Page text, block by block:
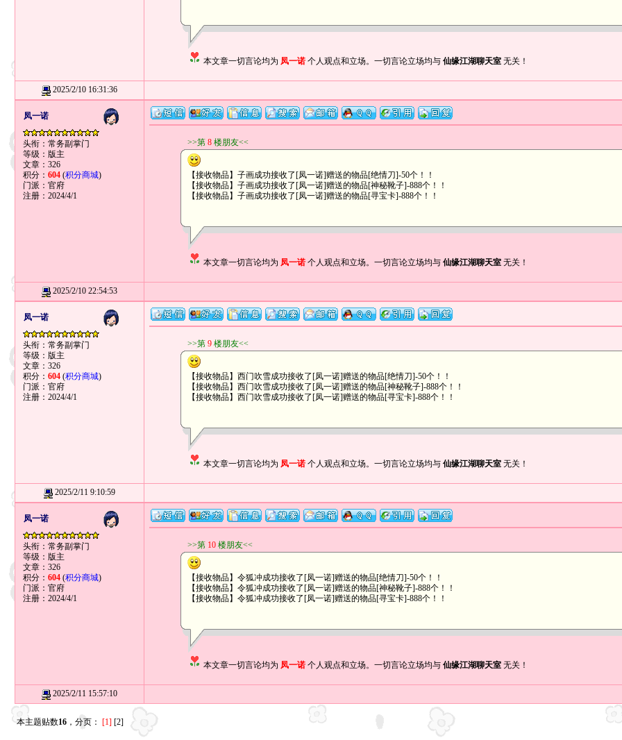
本文章一切言论均为 凤一诺个人观点和立场。一切言论立场均与 仙缘江湖聊天室无关！
2025/2/10 16:31:36
凤一诺
头衔：常务副掌门
等级：版主
文章：326
积分： 604(积分商城)
门派：官府
注册：2024/4/1
>>第 8楼朋友<<
【接收物品】子画成功接收了[凤一诺]赠送的物品[绝情刀]-50个！！
【接收物品】子画成功接收了[凤一诺]赠送的物品[神秘靴子]-888个！！
【接收物品】子画成功接收了[凤一诺]赠送的物品[寻宝卡]-888个！！
本文章一切言论均为 凤一诺个人观点和立场。一切言论立场均与 仙缘江湖聊天室无关！
2025/2/10 22:54:53
凤一诺
头衔：常务副掌门
等级：版主
文章：326
积分： 604(积分商城)
门派：官府
注册：2024/4/1
>>第 9楼朋友<<
【接收物品】西门吹雪成功接收了[凤一诺]赠送的物品[绝情刀]-50个！！
【接收物品】西门吹雪成功接收了[凤一诺]赠送的物品[神秘靴子]-888个！！
【接收物品】西门吹雪成功接收了[凤一诺]赠送的物品[寻宝卡]-888个！！
本文章一切言论均为 凤一诺个人观点和立场。一切言论立场均与 仙缘江湖聊天室无关！
2025/2/11 9:10:59
凤一诺
头衔：常务副掌门
等级：版主
文章：326
积分： 604(积分商城)
门派：官府
注册：2024/4/1
>>第 10楼朋友<<
【接收物品】令狐冲成功接收了[凤一诺]赠送的物品[绝情刀]-50个！！
【接收物品】令狐冲成功接收了[凤一诺]赠送的物品[神秘靴子]-888个！！
【接收物品】令狐冲成功接收了[凤一诺]赠送的物品[寻宝卡]-888个！！
本文章一切言论均为 凤一诺个人观点和立场。一切言论立场均与 仙缘江湖聊天室无关！
2025/2/11 15:57:10
本主题贴数16，分页： [1] [2]